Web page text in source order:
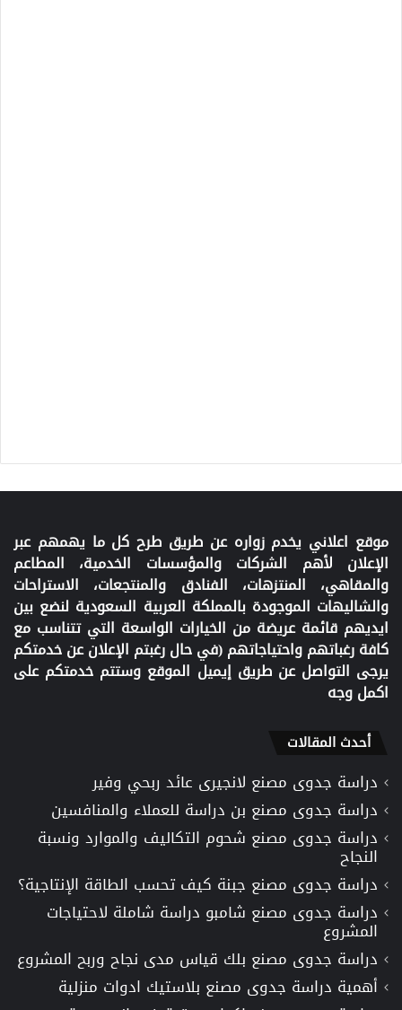
موقع اعلاني يخدم زواره عن طريق طرح كل ما يهمهم عبر
الإعلان لأهم الشركات والمؤسسات الخدمية، المطاعم
والمقاهي، المنتزهات، الفنادق والمنتجعات، الاستراحات
والشاليهات الموجودة بالمملكة العربية السعودية لنضع بين
ايديهم قائمة عريضة من الخيارات الواسعة التي تتناسب مع
كافة رغباتهم واحتياجاتهم (في حال رغبتم الإعلان عن خدمتكم
يرجى التواصل عن طريق إيميل الموقع وستتم خدمتكم على
اكمل وجه
أحدث المقالات
دراسة جدوى مصنع لانجيرى عائد ربحي وفير
دراسة جدوى مصنع بن دراسة للعملاء والمنافسين
دراسة جدوى مصنع شحوم التكاليف والموارد ونسبة
النجاح
دراسة جدوى مصنع جبنة كيف تحسب الطاقة الإنتاجية؟
دراسة جدوى مصنع شامبو دراسة شاملة لاحتياجات
المشروع
دراسة جدوى مصنع بلك قياس مدى نجاح وربح المشروع
أهمية دراسة جدوى مصنع بلاستيك ادوات منزلية